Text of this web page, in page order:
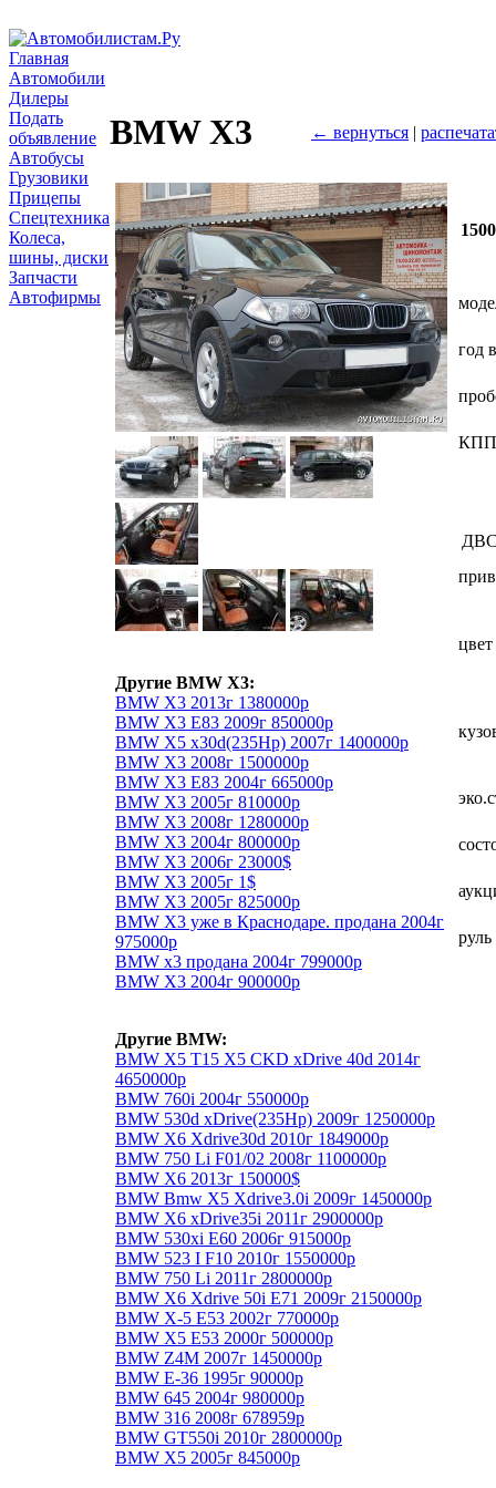
Главная
Автомобили
Дилеры
Подать
объявление
Автобусы
Грузовики
Прицепы
Спецтехника
Колеса,
шины, диски
Запчасти
Автофирмы
BMW X3 ← вернуться |
Другие BMW X3:
BMW X3 2013г 1380000р
BMW X3 E83 2009г 850000р
BMW X5 x30d(235Hp) 2007г 1400000р
BMW X3 2008г 1500000р
BMW X3 E83 2004г 665000р
BMW X3 2005г 810000р
BMW X3 2008г 1280000р
BMW X3 2004г 800000р
BMW X3 2006г 23000$
BMW X3 2005г 1$
BMW X3 2005г 825000р
BMW X3 уже в Краснодаре. продана 2004г
975000р
BMW x3 продана 2004г 799000р
BMW X3 2004г 900000р
Другие BMW:
BMW X5 T15 X5 CKD xDrive 40d 2014г
4650000р
BMW 760i 2004г 550000р
BMW 530d xDrive(235Hp) 2009г 1250000р
BMW X6 Xdrive30d 2010г 1849000р
BMW 750 Li F01/02 2008г 1100000р
BMW X6 2013г 150000$
BMW Bmw X5 Xdrive3.0i 2009г 1450000р
BMW X6 xDrive35i 2011г 2900000р
BMW 530xi E60 2006г 915000р
BMW 523 I F10 2010г 1550000р
BMW 750 Li 2011г 2800000р
BMW X6 Xdrive 50i E71 2009г 2150000р
BMW Х-5 E53 2002г 770000р
BMW X5 E53 2000г 500000р
BMW Z4M 2007г 1450000р
BMW E-36 1995г 90000р
BMW 645 2004г 980000р
BMW 316 2008г 678959р
BMW GT550i 2010г 2800000р
BMW X5 2005г 845000р
год
КПП
цвет
руль